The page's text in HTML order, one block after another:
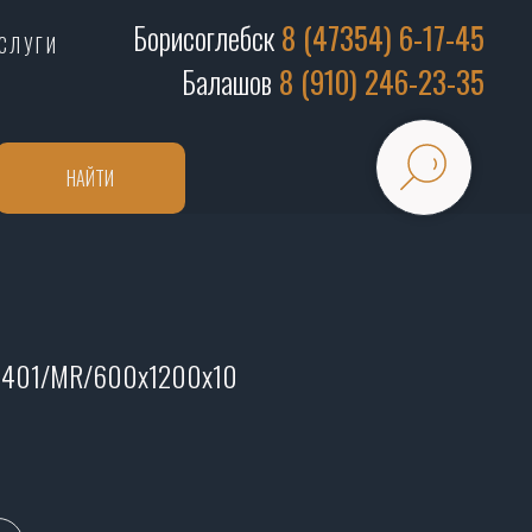
Борисоглебск8 (47354) 6-17-45
Балашов 8 (910) 246-23-35
НАЙТИ
MR/600х1200х10